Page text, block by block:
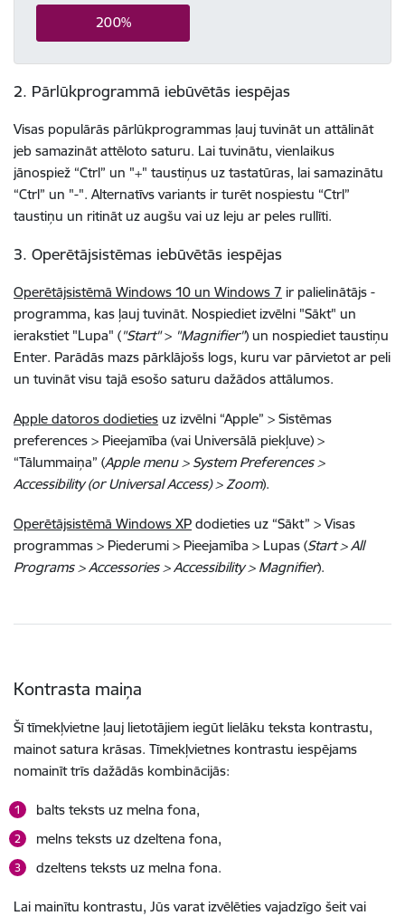
200%
2. Pārlūkprogrammā iebūvētās iespējas
Visas populārās pārlūkprogrammas ļauj tuvināt un attālināt
jeb samazināt attēloto saturu. Lai tuvinātu, vienlaikus
jānospiež “Ctrl” un "+" taustiņus uz tastatūras, lai samazinātu
“Ctrl” un "-". Alternatīvs variants ir turēt nospiestu “Ctrl”
taustiņu un ritināt uz augšu vai uz leju ar peles rullīti.
3. Operētājsistēmas iebūvētās iespējas
Operētājsistēmā Windows 10 un Windows 7 ir palielinātājs -
programma, kas ļauj tuvināt. Nospiediet izvēlni "Sākt" un
ierakstiet "Lupa" ("Start"> "Magnifier") un nospiediet taustiņu
Enter. Parādās mazs pārklājošs logs, kuru var pārvietot ar peli
un tuvināt visu tajā esošo saturu dažādos attālumos.
Apple datoros dodieties uz izvēlni “Apple” > Sistēmas
preferences > Pieejamība (vai Universālā piekļuve) >
“Tālummaiņa” (Apple menu > System Preferences >
Accessibility (or Universal Access) > Zoom).
Operētājsistēmā Windows XP dodieties uz “Sākt” > Visas
programmas > Piederumi > Pieejamība > Lupas (Start > All
Programs > Accessories > Accessibility > Magnifier).
Kontrasta maiņa
Šī tīmekļvietne ļauj lietotājiem iegūt lielāku teksta kontrastu,
mainot satura krāsas. Tīmekļvietnes kontrastu iespējams
nomainīt trīs dažādās kombinācijās:
balts teksts uz melna fona,
melns teksts uz dzeltena fona,
dzeltens teksts uz melna fona.
Lai mainītu kontrastu, Jūs varat izvēlēties vajadzīgo šeit vai